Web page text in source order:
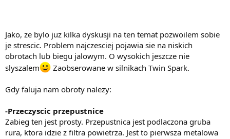
Jako, ze bylo juz kilka dyskusji na ten temat pozwoilem sobie
je strescic. Problem najczesciej pojawia sie na niskich
obrotach lub biegu jalowym. O wysokich jeszcze nie
slyszalem
Zaobserowane w silnikach Twin Spark.
Gdy faluja nam obroty nalezy:
-Przeczyscic przepustnice
Zabieg ten jest prosty. Przepustnica jest podlaczona gruba
rura, ktora idzie z filtra powietrza. Jest to pierwsza metalowa